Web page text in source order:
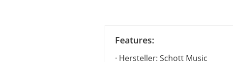
Features:
Hersteller: Schott Music